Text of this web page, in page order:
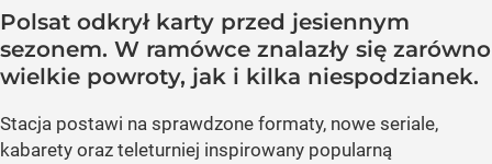
Polsat odkrył karty przed jesiennym
sezonem. W ramówce znalazły się zarówno
wielkie powroty, jak i kilka niespodzianek.
Stacja postawi na sprawdzone formaty, nowe seriale,
kabarety oraz teleturniej inspirowany popularną